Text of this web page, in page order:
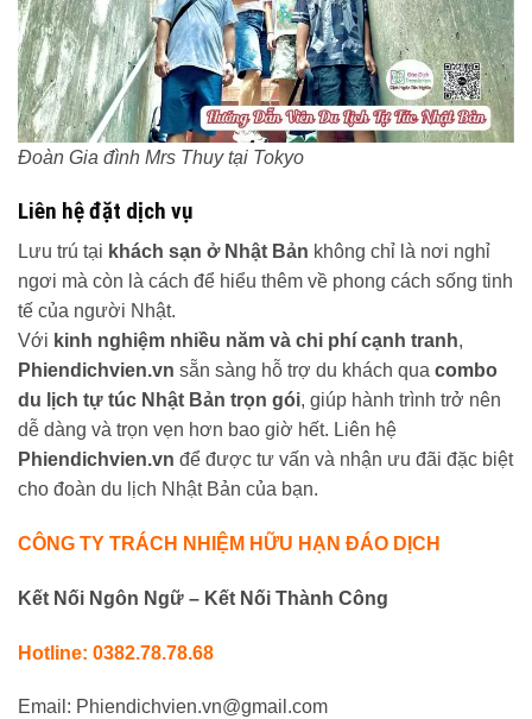
Đoàn Gia đình Mrs Thuy tại Tokyo
Liên hệ đặt dịch vụ
Lưu trú tại khách sạn ở Nhật Bản không chỉ là nơi nghỉ
ngơi mà còn là cách để hiểu thêm về phong cách sống tinh
tế của người Nhật.
Với kinh nghiệm nhiều năm và chi phí cạnh tranh,
Phiendichvien.vn sẵn sàng hỗ trợ du khách qua combo
du lịch tự túc Nhật Bản trọn gói, giúp hành trình trở nên
dễ dàng và trọn vẹn hơn bao giờ hết. Liên hệ
Phiendichvien.vn để được tư vấn và nhận ưu đãi đặc biệt
cho đoàn du lịch Nhật Bản của bạn.
CÔNG TY TRÁCH NHIỆM HỮU HẠN ĐÁO DỊCH
Kết Nối Ngôn Ngữ – Kết Nối Thành Công
Hotline: 0382.78.78.68
Email: Phiendichvien.vn@gmail.com